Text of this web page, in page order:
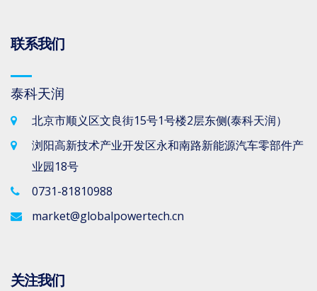
联系我们
泰科天润
北京市顺义区文良街15号1号楼2层东侧(泰科天润）
浏阳高新技术产业开发区永和南路新能源汽车零部件产
业园18号
0731-81810988
market@globalpowertech.cn
关注我们